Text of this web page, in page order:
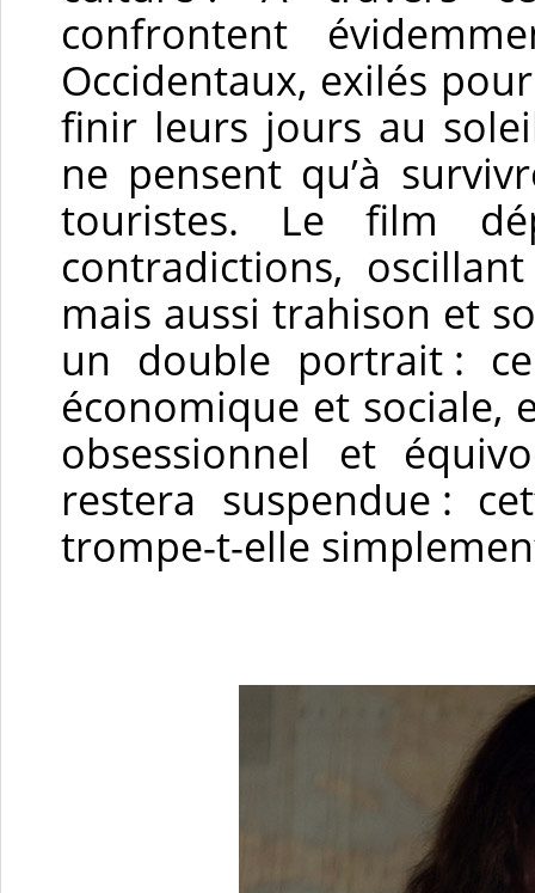
confrontent
Occidentaux, exilés
finir leurs jours au
ne pensent qu’à
touristes. Le film
contradictions,
mais aussi trahison et
un double portrait :
économique et sociale,
obsessionnel et
restera suspendue :
trompe-t-elle